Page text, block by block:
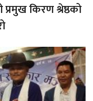
किरण श्रेष्ठको